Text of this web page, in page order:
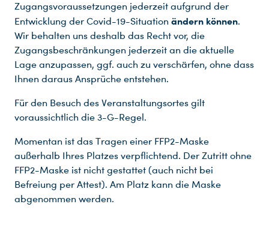
Zugangsvoraussetzungen jederzeit aufgrund der
Entwicklung der Covid-19-Situation ändern können.
Wir behalten uns deshalb das Recht vor, die
Zugangsbeschränkungen jederzeit an die aktuelle
Lage anzupassen, ggf. auch zu verschärfen, ohne dass
Ihnen daraus Ansprüche entstehen.
Für den Besuch des Veranstaltungsortes gilt
voraussichtlich die 3-G-Regel.
Momentan ist das Tragen einer FFP2-Maske
außerhalb Ihres Platzes verpflichtend. Der Zutritt ohne
FFP2-Maske ist nicht gestattet (auch nicht bei
Befreiung per Attest). Am Platz kann die Maske
abgenommen werden.